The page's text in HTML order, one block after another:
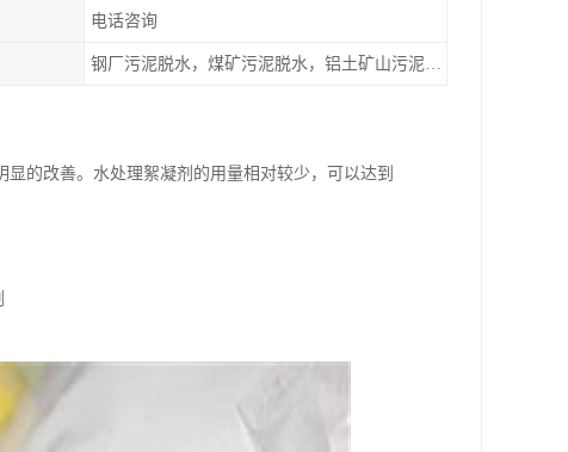
电话咨询
钢厂污泥脱水，煤矿污泥脱水，铝土矿山污泥脱水，城市污水脱水，制药生产工艺发酵，肉类加工污水处理
的改善。水处理絮凝剂的用量相对较少，可以达到